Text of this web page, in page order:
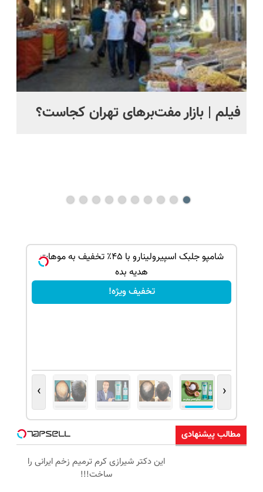
فیلم | بازار مفت‌برهای تهران کجاست؟
شامپو جلبک اسپیرولینارو با ۴۵٪ تخفیف به موهات
هدیه بده
تخفیف ویژه!
‹
›
مطالب پیشنهادی
این دکتر شیرازی کرم ترمیم زخم ایرانی را
ساخت!!!